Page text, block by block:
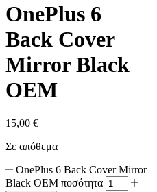
OnePlus 6
Back Cover
Mirror Black
OEM
15,00 €
Σε απόθεμα
OnePlus 6 Back Cover Mirror
Black OEM ποσότητα